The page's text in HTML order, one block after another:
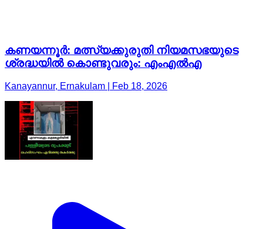
കണയന്നൂർ: മത്സ്യക്കുരുതി നിയമസഭയുടെ
ശ്രദ്ധയിൽ കൊണ്ടുവരും: എംഎൽഎ
Kanayannur, Ernakulam | Feb 18, 2026